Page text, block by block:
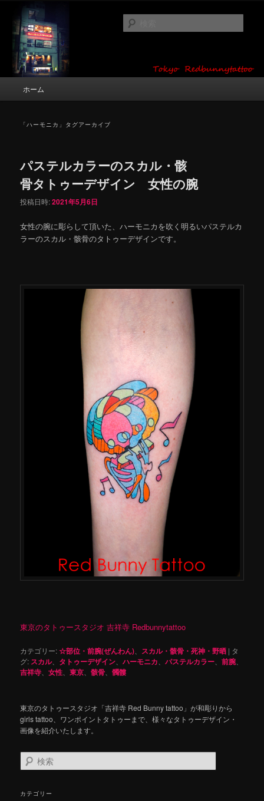
ン
ツ
東京 タトゥースタジオ 吉祥寺 Red
Bunny Tattoo タトゥーデザイン・タ
トゥー画像
タトゥーデザイン・画像の紹介（和彫り・ワンポイント・girl tattoo）
ホーム
「ハーモニカ 」タグアーカイブ
パステルカラーのスカル・骸
骨タトゥーデザイン 女性の腕
投稿日時:2021年5月6日
女性の腕に彫らして頂いた、ハーモニカを吹く明るいパステルカ
ラーのスカル・骸骨のタトゥーデザインです。
東京のタトゥースタジオ 吉祥寺 Redbunnytattoo
カテゴリー:☆部位・前腕(ぜんわん) スカル・骸骨・死神・野晒 | タ
グ: スカル、 タトゥーデザイン 、ハーモニカ 、パステルカラー 、前腕
吉祥寺 、女性 、東京 、骸骨 、髑髏
東京のタトゥースタジオ「吉祥寺 Red Bunny tattoo」が和彫りから
girls tattoo、ワンポイントタトゥーまで、様々なタトゥーデザイン・
画像を紹介いたします。
検
索
カテゴリー